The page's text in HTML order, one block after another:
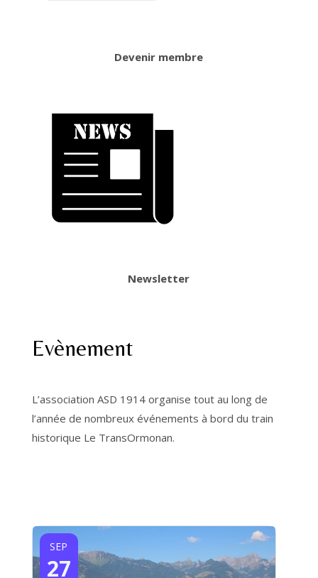
Devenir membre
Newsletter
Evènement
L’association ASD 1914 organise tout au long de
l’année de nombreux événements à bord du train
historique Le TransOrmonan.
SEP
27